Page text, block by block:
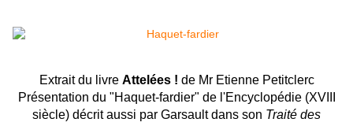
Extrait du livre Attelées ! de Mr Etienne Petitclerc
Présentation du "Haquet-fardier" de l'Encyclopédie (XVIII
siècle) décrit aussi par Garsault dans son Traité des